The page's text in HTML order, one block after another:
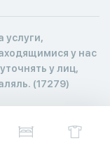
услуги,
у нас
у лиц,
(17279)